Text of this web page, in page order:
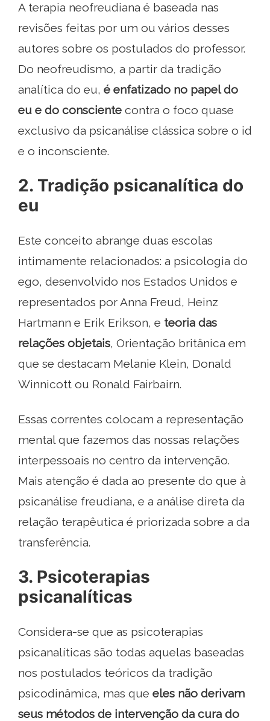
A terapia neofreudiana é baseada nas
revisões feitas por um ou vários desses
autores sobre os postulados do professor.
Do neofreudismo, a partir da tradição
analítica do eu, é enfatizado no papel do
eu e do consciente contra o foco quase
exclusivo da psicanálise clássica sobre o id
e o inconsciente.
2. Tradição psicanalítica do
eu
Este conceito abrange duas escolas
intimamente relacionados: a psicologia do
ego, desenvolvido nos Estados Unidos e
representados por Anna Freud, Heinz
Hartmann e Erik Erikson, e teoria das
relações objetais, Orientação britânica em
que se destacam Melanie Klein, Donald
Winnicott ou Ronald Fairbairn.
Essas correntes colocam a representação
mental que fazemos das nossas relações
interpessoais no centro da intervenção.
Mais atenção é dada ao presente do que à
psicanálise freudiana, e a análise direta da
relação terapêutica é priorizada sobre a da
transferência.
3. Psicoterapias
psicanalíticas
Considera-se que as psicoterapias
psicanalíticas são todas aquelas baseadas
nos postulados teóricos da tradição
psicodinâmica, mas que eles não derivam
seus métodos de intervenção da cura do